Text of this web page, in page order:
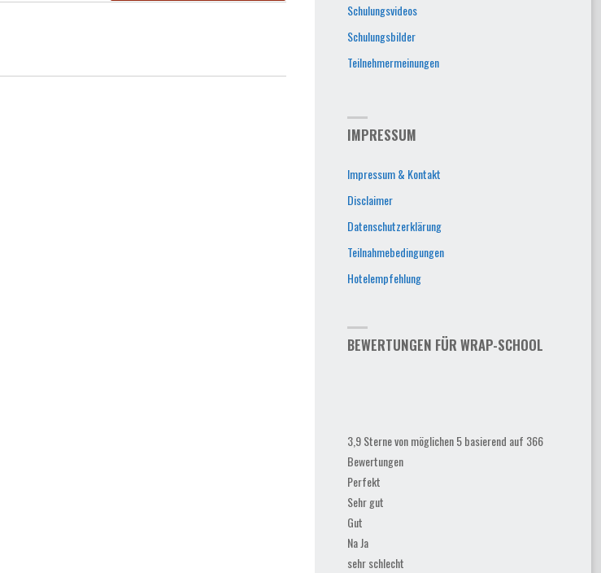
Schulungsvideos
Schulungsbilder
Teilnehmermeinungen
IMPRESSUM
Impressum & Kontakt
Disclaimer
Datenschutzerklärung
Teilnahmebedingungen
Hotelempfehlung
BEWERTUNGEN FÜR WRAP-SCHOOL
3,9 Sterne von möglichen 5 basierend auf 366
Bewertungen
Perfekt
Sehr gut
Gut
Na Ja
sehr schlecht